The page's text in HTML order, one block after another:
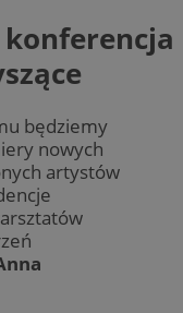
będziemy
nowych
artystów